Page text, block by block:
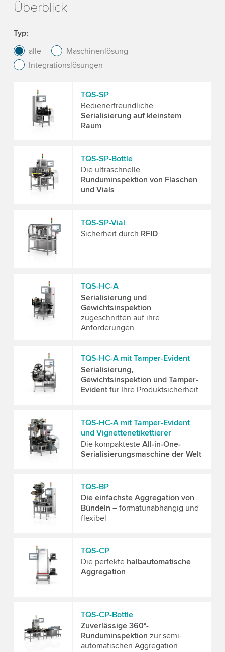
Überblick
Typ
alle
Maschinenlösung
Integrationslösungen
TQS-SP
Bedienerfreundliche
Serialisierung auf kleinstem
Raum
TQS-SP-Bottle
Die ultraschnelle
Runduminspektion von Flaschen
und Vials
TQS-SP-Vial
Sicherheit durch RFID
TQS-HC-A
Serialisierung und
Gewichtsinspektion
zugeschnitten auf ihre
Anforderungen
TQS-HC-A mit Tamper-Evident
Serialisierung,
Gewichtsinspektion und Tamper-
Evident für Ihre Produktsicherheit
TQS-HC-A mit Tamper-Evident
und Vignettenetikettierer
Die kompaktesteAll-in-One-
Serialisierungsmaschine der Welt
TQS-BP
Die einfachste Aggregation von
Bündeln – formatunabhängig und
flexibel
TQS-CP
Die perfekte halbautomatische
Aggregation
TQS-CP-Bottle
Zuverlässige 360°-
Runduminspektion zur semi-
automatischen Aggregation